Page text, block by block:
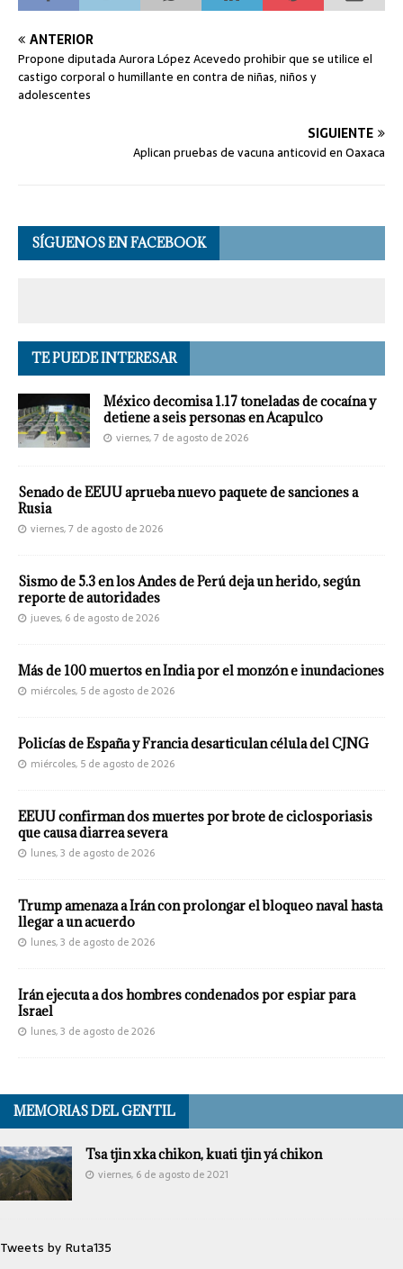
ANTERIOR
Propone diputada Aurora López Acevedo prohibir que se utilice el
castigo corporal o humillante en contra de niñas, niños y
adolescentes
SIGUIENTE
Aplican pruebas de vacuna anticovid en Oaxaca
SÍGUENOS EN FACEBOOK
TE PUEDE INTERESAR
México decomisa 1.17 toneladas de cocaína y
detiene a seis personas en Acapulco
viernes, 7 de agosto de 2026
Senado de EEUU aprueba nuevo paquete de sanciones a
Rusia
viernes, 7 de agosto de 2026
Sismo de 5.3 en los Andes de Perú deja un herido, según
reporte de autoridades
jueves, 6 de agosto de 2026
Más de 100 muertos en India por el monzón e inundaciones
miércoles, 5 de agosto de 2026
Policías de España y Francia desarticulan célula del CJNG
miércoles, 5 de agosto de 2026
EEUU confirman dos muertes por brote de ciclosporiasis
que causa diarrea severa
lunes, 3 de agosto de 2026
Trump amenaza a Irán con prolongar el bloqueo naval hasta
llegar a un acuerdo
lunes, 3 de agosto de 2026
Irán ejecuta a dos hombres condenados por espiar para
Israel
lunes, 3 de agosto de 2026
MEMORIAS DEL GENTIL
Tsa tjin xka chikon, kuati tjin yá chikon
viernes, 6 de agosto de 2021
Tweets by Ruta135